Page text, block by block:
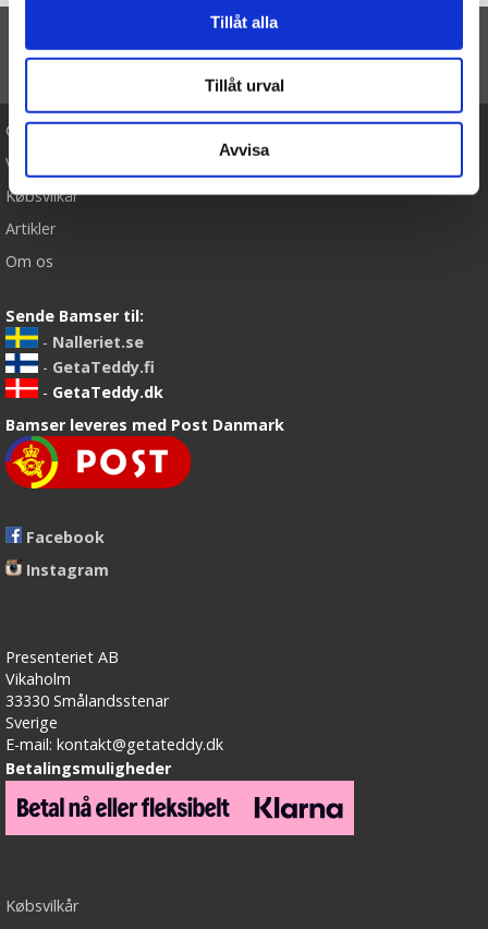
Tillåt alla
Tillåt urval
Avvisa
TIL TOP
Cookies
Varemærker
Købsvilkår
Artikler
Om os
Sende Bamser til:
- Nalleriet.se
- GetaTeddy.fi
- GetaTeddy.dk
Bamser leveres med Post Danmark
Facebook
Instagram
Presenteriet AB
Vikaholm
33330 Smålandsstenar
Sverige
E-mail: kontakt@getateddy.dk
Betalingsmuligheder
Købsvilkår